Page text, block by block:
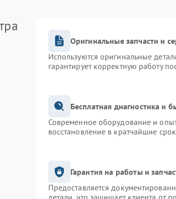
Оригинальные запчасти и
Используются оригинальные
гарантирует корректную работу
Бесплатная диагностика и
Современное оборудование и
восстановление в кратчайшие
Гарантия на работы и
Предоставляется
детали, что защищает клиента от